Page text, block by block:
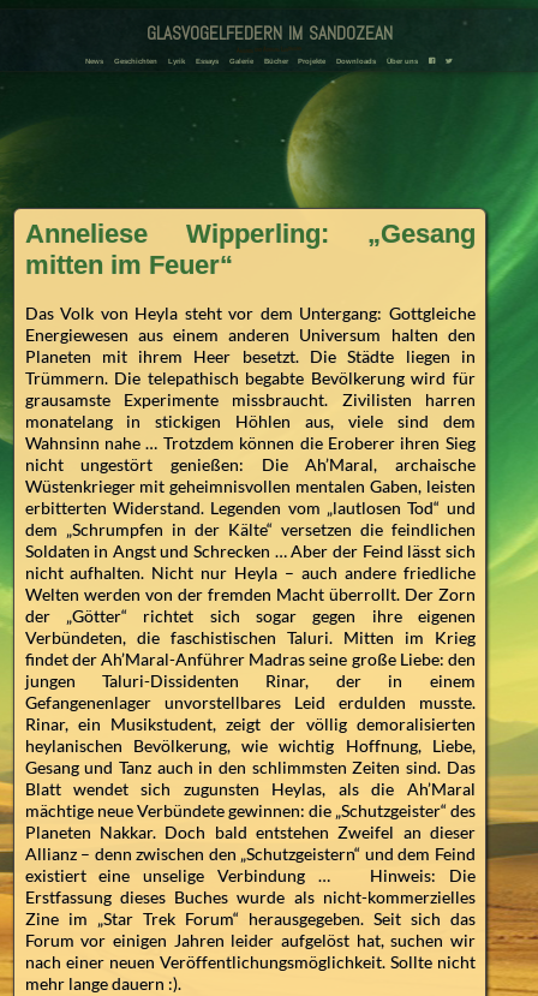
glasvogelfedern im sandozean
Amanda und Adriana Landmann
News Geschichten Lyrik Essays Galerie Bücher Projekte Downloads Über uns F T
Anneliese Wipperling: „Gesang
mitten im Feuer“
Das Volk von Heyla steht vor dem Untergang: Gottgleiche
Energiewesen aus einem anderen Universum halten den
Planeten mit ihrem Heer besetzt. Die Städte liegen in
Trümmern. Die telepathisch begabte Bevölkerung wird für
grausamste Experimente missbraucht. Zivilisten harren
monatelang in stickigen Höhlen aus, viele sind dem
Wahnsinn nahe … Trotzdem können die Eroberer ihren Sieg
nicht ungestört genießen: Die Ah’Maral, archaische
Wüstenkrieger mit geheimnisvollen mentalen Gaben, leisten
erbitterten Widerstand. Legenden vom „lautlosen Tod“ und
dem „Schrumpfen in der Kälte“ versetzen die feindlichen
Soldaten in Angst und Schrecken … Aber der Feind lässt sich
nicht aufhalten. Nicht nur Heyla – auch andere friedliche
Welten werden von der fremden Macht überrollt. Der Zorn
der „Götter“ richtet sich sogar gegen ihre eigenen
Verbündeten, die faschistischen Taluri. Mitten im Krieg
findet der Ah’Maral-Anführer Madras seine große Liebe: den
jungen Taluri-Dissidenten Rinar, der in einem
Gefangenenlager unvorstellbares Leid erdulden musste.
Rinar, ein Musikstudent, zeigt der völlig demoralisierten
heylanischen Bevölkerung, wie wichtig Hoffnung, Liebe,
Gesang und Tanz auch in den schlimmsten Zeiten sind. Das
Blatt wendet sich zugunsten Heylas, als die Ah’Maral
mächtige neue Verbündete gewinnen: die „Schutzgeister“ des
Planeten Nakkar. Doch bald entstehen Zweifel an dieser
Allianz – denn zwischen den „Schutzgeistern“ und dem Feind
existiert eine unselige Verbindung … Hinweis: Die
Erstfassung dieses Buches wurde als nicht-kommerzielles
Zine im „Star Trek Forum“ herausgegeben. Seit sich das
Forum vor einigen Jahren leider aufgelöst hat, suchen wir
nach einer neuen Veröffentlichungsmöglichkeit. Sollte nicht
mehr lange dauern :).